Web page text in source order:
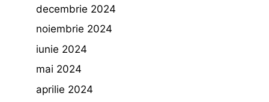
decembrie 2024
noiembrie 2024
iunie 2024
mai 2024
aprilie 2024